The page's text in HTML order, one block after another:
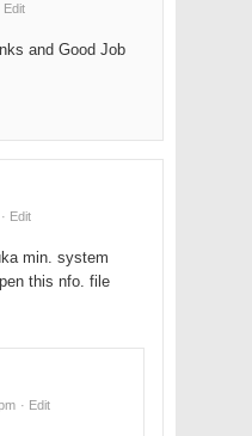
Edit
and Good Job
· Edit
min. system
this nfo. file
· Edit